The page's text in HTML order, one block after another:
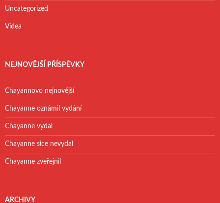
Uncategorized
Videa
NEJNOVĚJŠÍ PŘÍSPĚVKY
Chayannovo nejnovější
Chayanne oznámil vydání
Chayanne vydal
Chayanne sice nevydal
Chayanne zveřejnil
ARCHIVY